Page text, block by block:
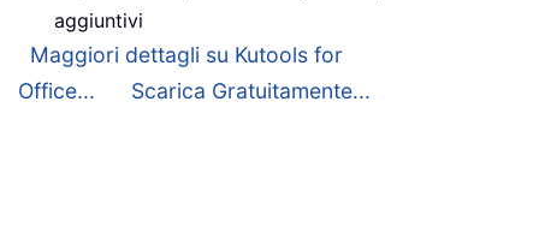
aggiuntivi
Maggiori dettagli su Kutools for
Office...
Scarica Gratuitamente...